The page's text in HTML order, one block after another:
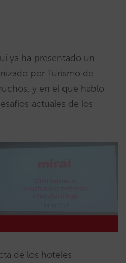
ya ha presentado un
por Turismo de
y en el que hablo
actuales de los
de los hoteles